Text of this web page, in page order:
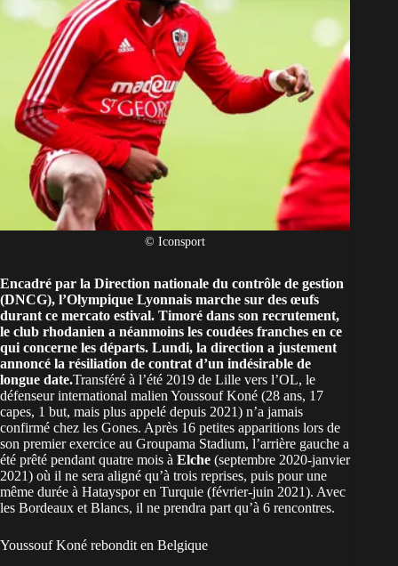
Paris sportifs
© Iconsport
Encadré par la Direction nationale du contrôle de gestion
(DNCG), l’Olympique Lyonnais marche sur des œufs
durant ce mercato estival. Timoré dans son recrutement,
le club rhodanien a néanmoins les coudées franches en ce
qui concerne les départs. Lundi, la direction a justement
annoncé la résiliation de contrat d’un indésirable de
longue date.Transféré à l’été 2019 de Lille vers l’OL, le
défenseur international malien Youssouf Koné (28 ans, 17
capes, 1 but, mais plus appelé depuis 2021) n’a jamais
confirmé chez les Gones. Après 16 petites apparitions lors de
son premier exercice au Groupama Stadium, l’arrière gauche a
été prêté pendant quatre mois à Elche (septembre 2020-janvier
2021) où il ne sera aligné qu’à trois reprises, puis pour une
même durée à Hatayspor en Turquie (février-juin 2021). Avec
les Bordeaux et Blancs, il ne prendra part qu’à 6 rencontres.
Youssouf Koné rebondit en Belgique